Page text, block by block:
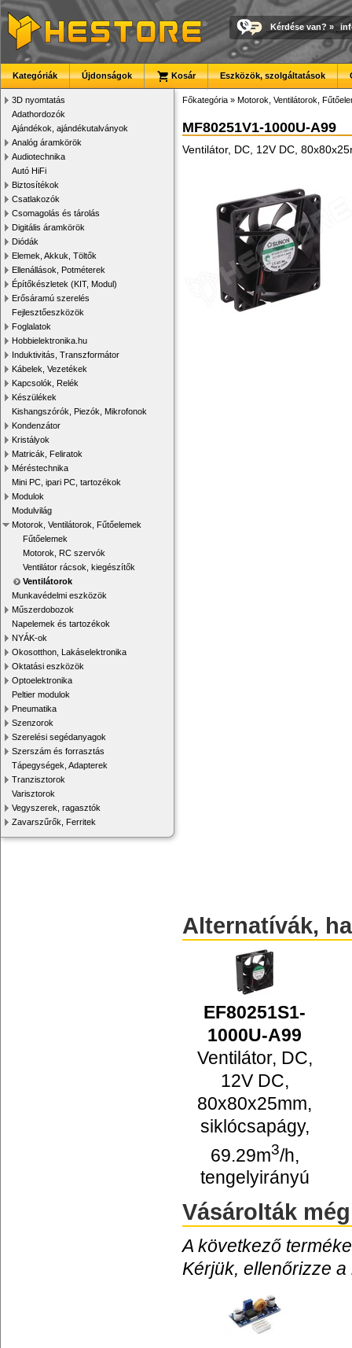
Kérdése van? »
Kategóriák Újdonságok Kosár Eszközök, szolgáltatások
3D nyomtatás
Adathordozók
Ajándékok, ajándékutalványok
Analóg áramkörök
Audiotechnika
Autó HiFi
Biztosítékok
Csatlakozók
Csomagolás és tárolás
Digitális áramkörök
Diódák
Elemek, Akkuk, Töltők
Ellenállások, Potméterek
Építőkészletek (KIT, Modul)
Erősáramú szerelés
Fejlesztőeszközök
Foglalatok
Hobbielektronika.hu
Induktivitás, Transzformátor
Kábelek, Vezetékek
Kapcsolók, Relék
Készülékek
Kishangszórók, Piezók, Mikrofonok
Kondenzátor
Kristályok
Matricák, Feliratok
Méréstechnika
Mini PC, ipari PC, tartozékok
Modulok
Modulvilág
Motorok, Ventilátorok, Fűtőelemek
Fűtőelemek
Motorok, RC szervók
Ventilátor rácsok, kiegészítők
Ventilátorok
Munkavédelmi eszközök
Műszerdobozok
Napelemek és tartozékok
NYÁK-ok
Okosotthon, Lakáselektronika
Oktatási eszközök
Optoelektronika
Peltier modulok
Pneumatika
Szenzorok
Szerelési segédanyagok
Szerszám és forrasztás
Tápegységek, Adapterek
Tranzisztorok
Varisztorok
Vegyszerek, ragasztók
Zavarszűrők, Ferritek
Főkategória » Motorok, Ventilátorok,
MF80251V1-1000U-A99
Ventilátor, DC, 12V DC,
Alternatívák,
EF80251S1-
1000U-A99
Ventilátor, DC,
12V DC,
80x80x25mm,
siklócsapágy,
69.29m3/h,
tengelyirányú
Vásárolták még
A következő
Kérjük, ellenőrizze